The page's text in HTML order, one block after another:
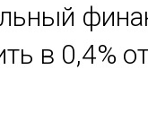
в 0,4%